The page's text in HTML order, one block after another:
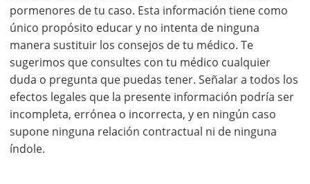
pormenores de tu caso. Esta información tiene como
único propósito educar y no intenta de ninguna
manera sustituir los consejos de tu médico. Te
sugerimos que consultes con tu médico cualquier
duda o pregunta que puedas tener. Señalar a todos los
efectos legales que la presente información podría ser
incompleta, errónea o incorrecta, y en ningún caso
supone ninguna relación contractual ni de ninguna
índole.